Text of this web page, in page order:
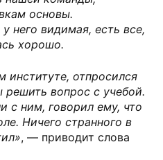
основы.
него видимая, есть все,
хорошо.
институте, отпросился
решить вопрос с учебой.
с ним, говорил ему, что
Ничего странного в
, — приводит слова